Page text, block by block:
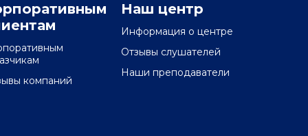
компаний
Наш центр
Информация о центре
Отзывы слушателей
Наши преподаватели